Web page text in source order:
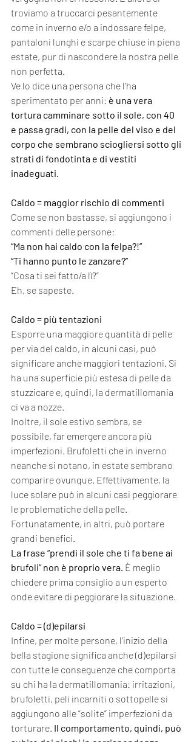
troviamo a truccarci pesantemente
come in inverno e/o a indossare felpe,
pantaloni lunghi e scarpe chiuse in piena
estate, pur di nascondere la nostra pelle
non perfetta.
Ve lo dice una persona che l’ha
sperimentato per anni: è una vera
tortura camminare sotto il sole, con 40
e passa gradi, con la pelle del viso e del
corpo che sembrano sciogliersi sotto gli
strati di fondotinta e di vestiti
inadeguati.
Caldo = maggior rischio di commenti
Come se non bastasse, si aggiungono i
commenti delle persone:
“Ma non hai caldo con la felpa?!”
“Ti hanno punto le zanzare?”
“Cosa ti sei fatto/a lì?”
Eh, se sapeste.
Caldo = più tentazioni
Esporre una maggiore quantità di pelle
per via del caldo, in alcuni casi, può
significare anche maggiori tentazioni. Si
ha una superficie più estesa di pelle da
stuzzicare e, quindi, la dermatillomania
ci va a nozze.
Inoltre, il sole estivo sembra, se
possibile, far emergere ancora più
imperfezioni. Brufoletti che in inverno
neanche si notano, in estate sembrano
comparire ovunque. Effettivamente, la
luce solare può in alcuni casi peggiorare
le problematiche della pelle.
Fortunatamente, in altri, può portare
grandi benefici.
La frase “prendi il sole che ti fa bene ai
brufoli” non è proprio vera. È meglio
chiedere prima consiglio a un esperto
onde evitare di peggiorare la situazione.
Caldo = (d)epilarsi
Infine, per molte persone, l’inizio della
bella stagione significa anche (d)epilarsi
con tutte le conseguenze che comporta
su chi ha la dermatillomania: irritazioni,
brufoletti, peli incarniti o sottopelle si
aggiungono alle “solite” imperfezioni da
torturare. Il comportamento, quindi, può